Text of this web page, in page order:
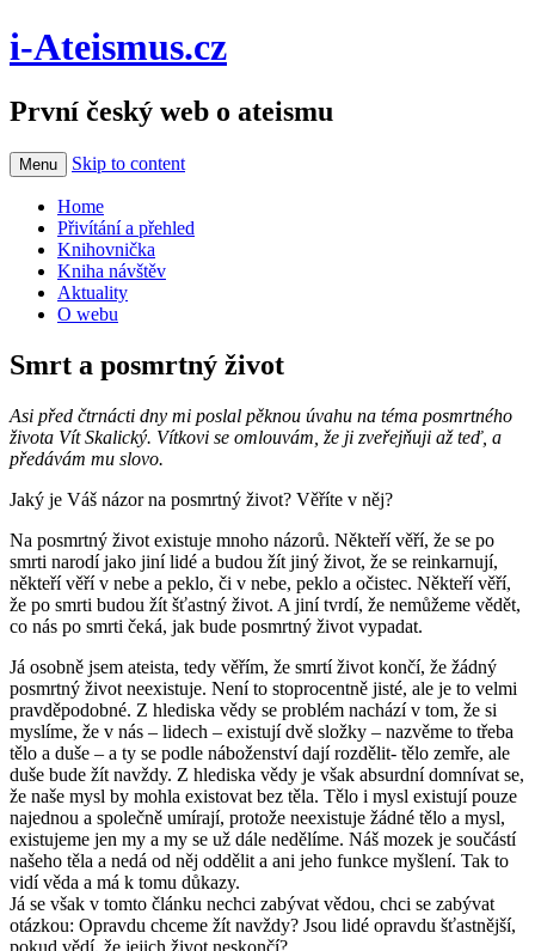
i-Ateismus.cz
První český web o ateismu
Menu Skip to content
Home
Přivítání a přehled
Knihovnička
Kniha návštěv
Aktuality
O webu
Smrt a posmrtný život
Asi před čtrnácti dny mi poslal pěknou úvahu na téma posmrtného
života Vít Skalický. Vítkovi se omlouvám, že ji zveřejňuji až teď, a
předávám mu slovo.
Jaký je Váš názor na posmrtný život? Věříte v něj?
Na posmrtný život existuje mnoho názorů. Někteří věří, že se po
smrti narodí jako jiní lidé a budou žít jiný život, že se reinkarnují,
někteří věří v nebe a peklo, či v nebe, peklo a očistec. Někteří věří,
že po smrti budou žít šťastný život. A jiní tvrdí, že nemůžeme vědět,
co nás po smrti čeká, jak bude posmrtný život vypadat.
Já osobně jsem ateista, tedy věřím, že smrtí život končí, že žádný
posmrtný život neexistuje. Není to stoprocentně jisté, ale je to velmi
pravděpodobné. Z hlediska vědy se problém nachází v tom, že si
myslíme, že v nás – lidech – existují dvě složky – nazvěme to třeba
tělo a duše – a ty se podle náboženství dají rozdělit- tělo zemře, ale
duše bude žít navždy. Z hlediska vědy je však absurdní domnívat se,
že naše mysl by mohla existovat bez těla. Tělo i mysl existují pouze
najednou a společně umírají, protože neexistuje žádné tělo a mysl,
existujeme jen my a my se už dále nedělíme. Náš mozek je součástí
našeho těla a nedá od něj oddělit a ani jeho funkce myšlení. Tak to
vidí věda a má k tomu důkazy.
Já se však v tomto článku nechci zabývat vědou, chci se zabývat
otázkou: Opravdu chceme žít navždy? Jsou lidé opravdu šťastnější,
pokud vědí, že jejich život neskončí?